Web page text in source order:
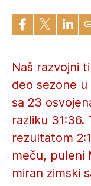
Naš razvojni
deo sezone
sa 23
razliku 31:36.
rezultatom
meču, puleni
miran zimski